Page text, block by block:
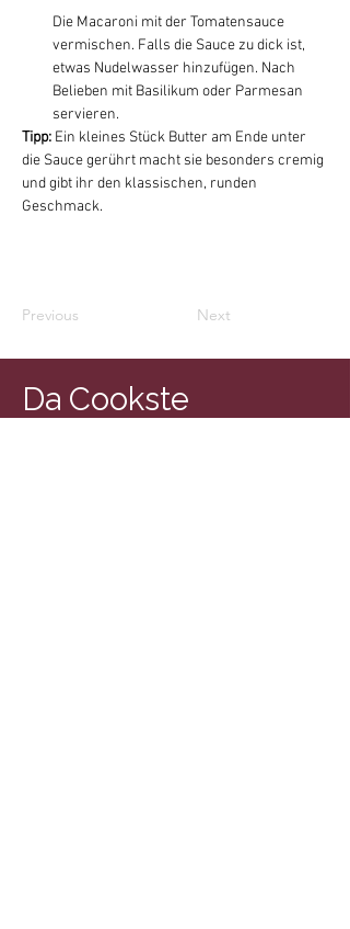
Die Macaroni mit der Tomatensauce
vermischen. Falls die Sauce zu dick ist,
etwas Nudelwasser hinzufügen. Nach
Belieben mit Basilikum oder Parmesan
servieren.
Tipp: Ein kleines Stück Butter am Ende unter
die Sauce gerührt macht sie besonders cremig
und gibt ihr den klassischen, runden
Geschmack.
Previous Next
Da Cookste